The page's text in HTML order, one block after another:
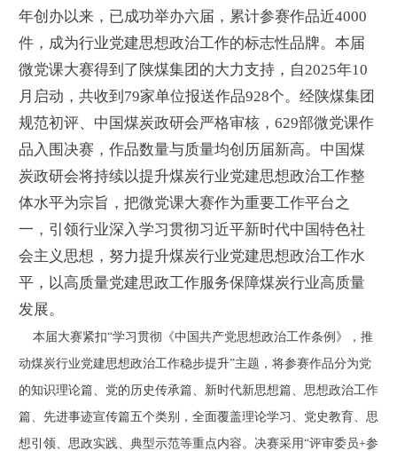
年创办以来，已成功举办六届，累计参赛作品近4000
件，成为行业党建思想政治工作的标志性品牌。本届
微党课大赛得到了陕煤集团的大力支持，自2025年10
月启动，共收到79家单位报送作品928个。经陕煤集团
规范初评、中国煤炭政研会严格审核，629部微党课作
品入围决赛，作品数量与质量均创历届新高。中国煤
炭政研会将持续以提升煤炭行业党建思想政治工作整
体水平为宗旨，把微党课大赛作为重要工作平台之
一，引领行业深入学习贯彻习近平新时代中国特色社
会主义思想，努力提升煤炭行业党建思想政治工作水
平，以高质量党建思政工作服务保障煤炭行业高质量
发展。
本届大赛紧扣“学习贯彻《中国共产党思想政治工作条例》，推
动煤炭行业党建思想政治工作稳步提升”主题，将参赛作品分为党
的知识理论篇、党的历史传承篇、新时代新思想篇、思想政治工作
篇、先进事迹宣传篇五个类别，全面覆盖理论学习、党史教育、思
想引领、思政实践、典型示范等重点内容。决赛采用“评审委员+参